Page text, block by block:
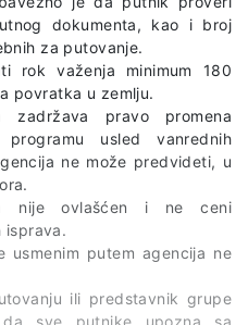
dokumenta, kao i broj
za putovanje.
rok važenja minimum 180
povratka u zemlju.
zadržava pravo promena
usled vanrednih
ne može predvideti, u
nije ovlašćen i ne ceni
isprava.
usmenim putem agencija ne
ili predstavnik grupe